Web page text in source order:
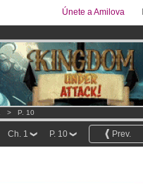
Únete a Amilova
> P. 10
Prev.
P. 10
Ch. 1